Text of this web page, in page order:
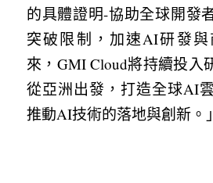
的具體證明-協助全球開發
突破限制，加速AI研發
來，GMI Cloud將持續投入
從亞洲出發，打造全球AI
推動AI技術的落地與創新。」